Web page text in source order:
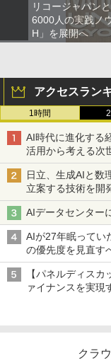
リコージャパン
6000人の実践ノ
H」を展開へ
アクセスラン
1時間
AI時代に進化する
活用から考える次
日立、生成AIと数
立案する技術を開
AIデータセンター
AIが27年眠って
の優先度を見直す
【パネルディス
ァイナンスを実現
クラ